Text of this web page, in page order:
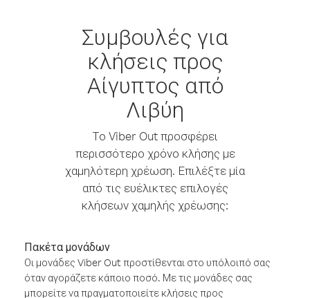
Συμβουλές για
κλήσεις προς
Αίγυπτος από
Λιβύη
Το Viber Out προσφέρει
περισσότερο χρόνο κλήσης με
χαμηλότερη χρέωση. Επιλέξτε μία
από τις ευέλικτες επιλογές
κλήσεων χαμηλής χρέωσης:
Πακέτα μονάδων
Οι μονάδες Viber Out προστίθενται στο υπόλοιπό σας
όταν αγοράζετε κάποιο ποσό. Με τις μονάδες σας
μπορείτε να πραγματοποιείτε κλήσεις προς